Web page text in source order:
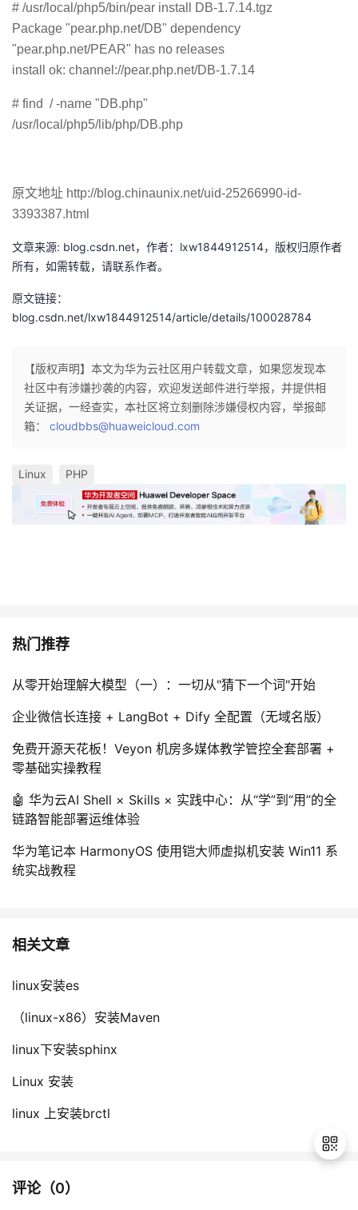
# /usr/local/php5/bin/pear install DB-1.7.14.tgz
Package "pear.php.net/DB" dependency
"pear.php.net/PEAR" has no releases
install ok: channel://pear.php.net/DB-1.7.14
# find / -name "DB.php"
/usr/local/php5/lib/php/DB.php
原文地址 http://blog.chinaunix.net/uid-25266990-id-
3393387.html
文章来源: blog.csdn.net，作者：lxw1844912514，版权归原作者
所有，如需转载，请联系作者。
原文链接：
blog.csdn.net/lxw1844912514/article/details/100028784
【版权声明】本文为华为云社区用户转载文章，如果您发现本
社区中有涉嫌抄袭的内容，欢迎发送邮件进行举报，并提供相
关证据，一经查实，本社区将立刻删除涉嫌侵权内容，举报邮
箱： cloudbbs@huaweicloud.com
Linux PHP
热门推荐
从零开始理解大模型（一）：一切从"猜下一个词"开始
企业微信长连接 + LangBot + Dify 全配置（无域名版）
免费开源天花板！Veyon 机房多媒体教学管控全套部署 +
零基础实操教程
🤖 华为云AI Shell × Skills × 实践中心：从“学”到“用”的全
链路智能部署运维体验
华为笔记本 HarmonyOS 使用铠大师虚拟机安装 Win11 系
统实战教程
相关文章
linux安装es
（linux-x86）安装Maven
linux下安装sphinx
Linux 安装
linux 上安装brctl
评论（0）